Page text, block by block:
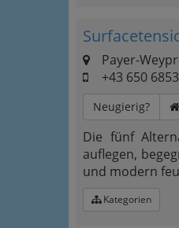
Payer-
+43 650
Neugierig?
Die fünf
auflegen,
und modern
Kategorien